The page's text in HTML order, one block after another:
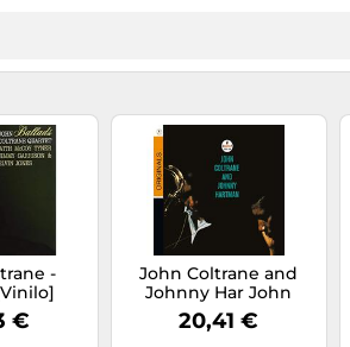
-
€
John Coltrane and
Johnny Har John
Coltrane and Johnny
Har (CD) (Importación
20,41 €